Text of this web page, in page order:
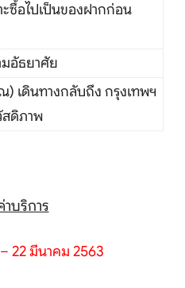
ะซื้อไปเป็นของฝากก่อน
มอัธยาศัย
) เดินทางกลับถึง กรุงเทพฯ
สดิภาพ
าบริการ
22 มีนาคม 2563